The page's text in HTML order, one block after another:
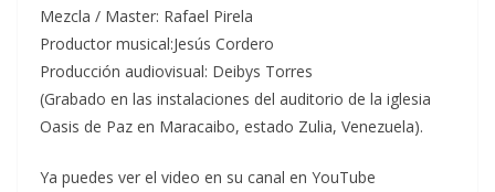
Mezcla / Master: Rafael Pirela
Productor musical:Jesús Cordero
Producción audiovisual: Deibys Torres
(Grabado en las instalaciones del auditorio de la iglesia
Oasis de Paz en Maracaibo, estado Zulia, Venezuela).
Ya puedes ver el video en su canal en YouTube